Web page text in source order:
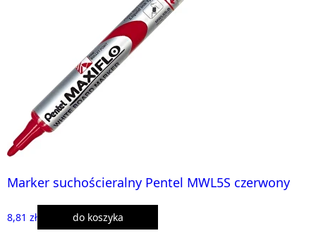
Marker suchościeralny Pentel MWL5S czerwony
8,81 zł do koszyka